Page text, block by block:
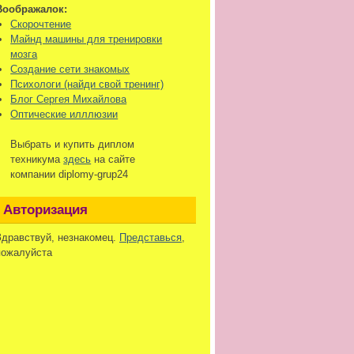
Скорочтение
Майнд машины для тренировки
мозга
Создание сети знакомых
Психологи (найди свой тренинг)
Блог Сергея Михайлова
Оптические илллюзии
Выбрать и купить диплом
техникумаздесь на сайте
компании diplomy-grup24
Авторизация
незнакомец. Представься,